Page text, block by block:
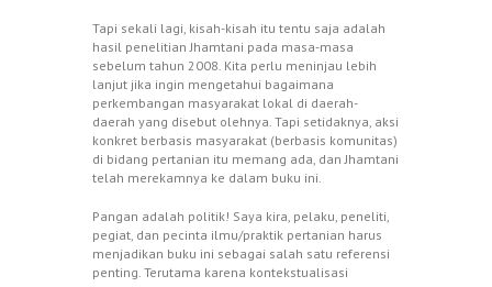
Tapi sekali lagi, kisah-kisah itu tentu saja adalah
hasil penelitian Jhamtani pada masa-masa
sebelum tahun 2008. Kita perlu meninjau lebih
lanjut jika ingin mengetahui bagaimana
perkembangan masyarakat lokal di daerah-
daerah yang disebut olehnya. Tapi setidaknya, aksi
konkret berbasis masyarakat (berbasis komunitas)
di bidang pertanian itu memang ada, dan Jhamtani
telah merekamnya ke dalam buku ini.
Pangan adalah politik! Saya kira, pelaku, peneliti,
pegiat, dan pecinta ilmu/praktik pertanian harus
menjadikan buku ini sebagai salah satu referensi
penting. Terutama karena kontekstualisasi